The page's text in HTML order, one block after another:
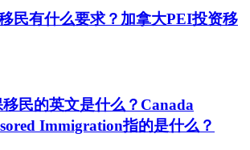
民有什么要求？加拿大PEI投资移
民的英文是什么？Canada
Immigration指的是什么？